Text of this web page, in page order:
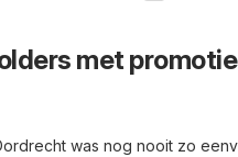
met
was nog nooit zo